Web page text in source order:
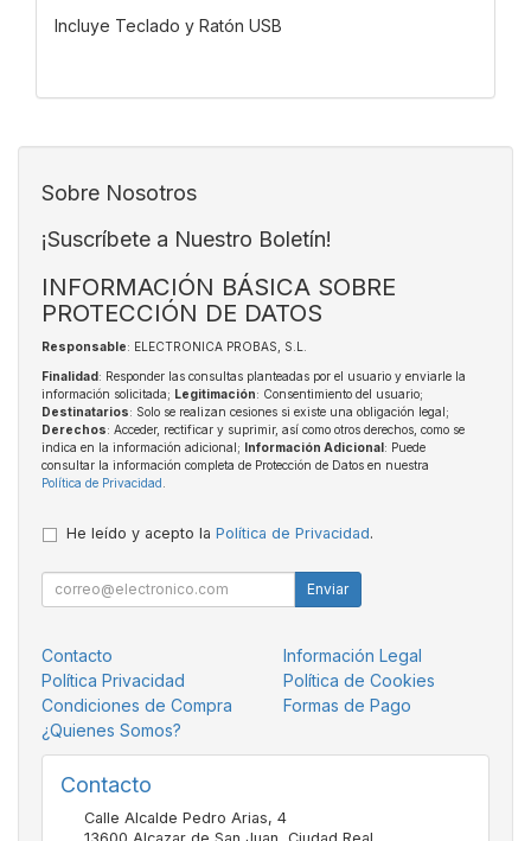
Incluye Teclado y Ratón USB
Sobre Nosotros
¡Suscríbete a Nuestro Boletín!
INFORMACIÓN BÁSICA SOBRE
PROTECCIÓN DE DATOS
Responsable: ELECTRONICA PROBAS, S.L.
Finalidad: Responder las consultas planteadas por el usuario y enviarle la
información solicitada; Legitimación: Consentimiento del usuario;
Destinatarios: Solo se realizan cesiones si existe una obligación legal;
Derechos: Acceder, rectificar y suprimir, así como otros derechos, como se
indica en la información adicional; Información Adicional: Puede
consultar la información completa de Protección de Datos en nuestra
Política de Privacidad
He leído y acepto la Política de Privacidad.
Enviar
Contacto
Información Legal
Política Privacidad
Política de Cookies
Condiciones de Compra
Formas de Pago
¿Quienes Somos?
Contacto
Calle Alcalde Pedro Arias, 4